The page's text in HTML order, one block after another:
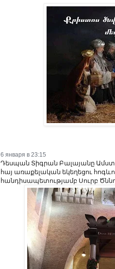
6 января в 23:15
Դեսպան Տիգրան Բալայանը
հայ առաքելական եկեղեցու
հանդիսապետությամբ Սուրբ